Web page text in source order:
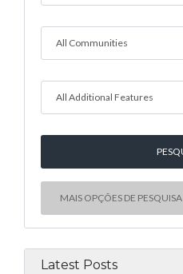
All Communities
All Additional Features
MAIS OPÇÕES DE PESQUISA
Latest Posts